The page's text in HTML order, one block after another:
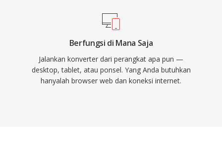
Berfungsi di Mana Saja
Jalankan konverter dari perangkat apa pun —
desktop, tablet, atau ponsel. Yang Anda butuhkan
hanyalah browser web dan koneksi internet.